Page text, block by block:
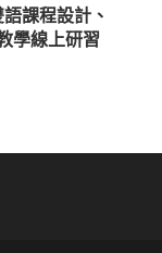
課程設計、
學線上研習